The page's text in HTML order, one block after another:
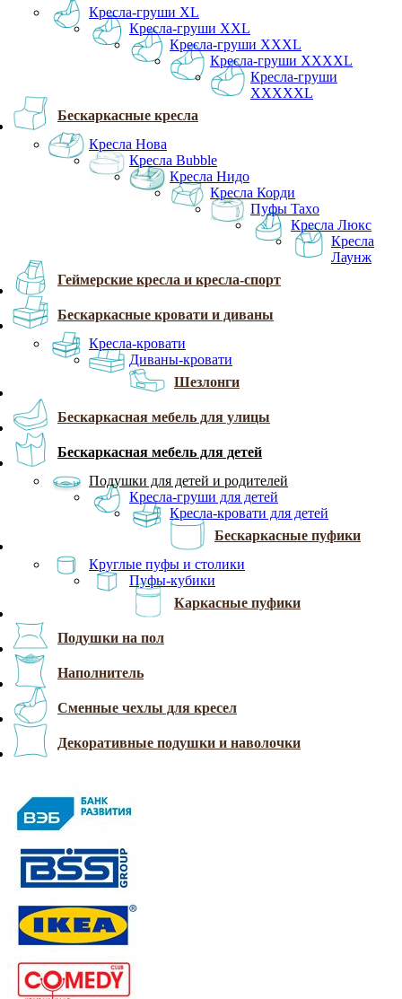
Кресла-груши XL
Кресла-груши XXL
Кресла-груши XXXL
Кресла-груши XXXXL
Кресла-груши
XXXXXL
Бескаркасные кресла
Кресла Нова
Кресла Bubble
Кресла Нидо
Кресла Корди
Пуфы Taxo
Кресла Люкс
Кресла
Лаунж
Геймерские кресла и кресла-спорт
Бескаркасные кровати и диваны
Кресла-кровати
Диваны-кровати
Шезлонги
Бескаркасная мебель для улицы
Бескаркасная мебель для детей
Подушки для детей и родителей
Кресла-груши для детей
Кресла-кровати для детей
Бескаркасные пуфики
Круглые пуфы и столики
Пуфы-кубики
Каркасные пуфики
Подушки на пол
Наполнитель
Сменные чехлы для кресел
Декоративные подушки и наволочки